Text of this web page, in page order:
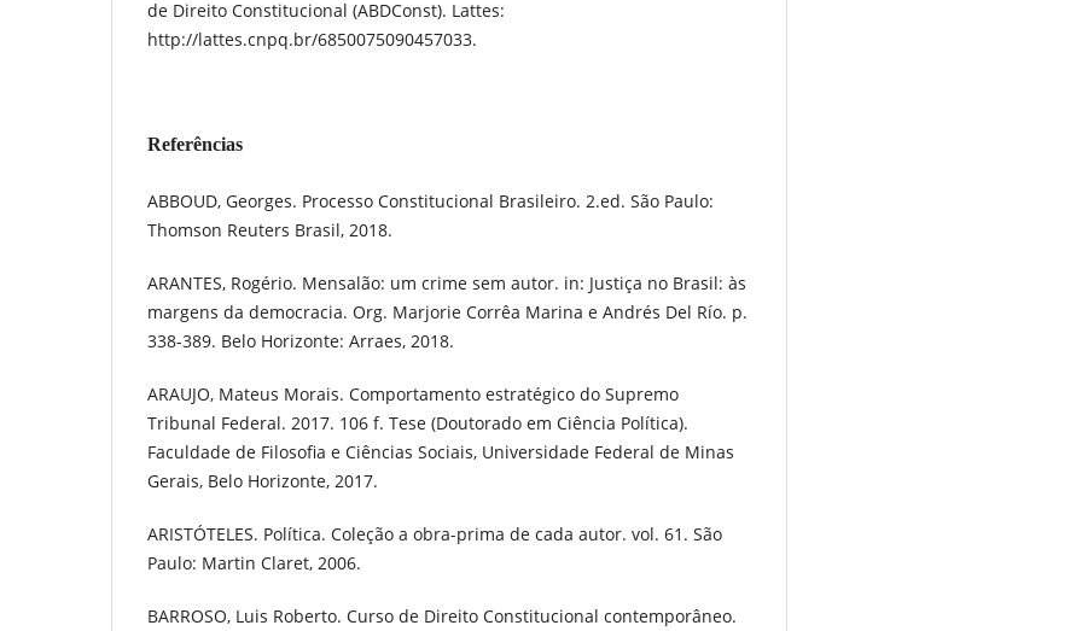
de Direito Constitucional (ABDConst). Lattes:
http://lattes.cnpq.br/6850075090457033.
Referências
ABBOUD, Georges. Processo Constitucional Brasileiro. 2.ed. São Paulo:
Thomson Reuters Brasil, 2018.
ARANTES, Rogério. Mensalão: um crime sem autor. in: Justiça no Brasil: às
margens da democracia. Org. Marjorie Corrêa Marina e Andrés Del Río. p.
338-389. Belo Horizonte: Arraes, 2018.
ARAUJO, Mateus Morais. Comportamento estratégico do Supremo
Tribunal Federal. 2017. 106 f. Tese (Doutorado em Ciência Política).
Faculdade de Filosofia e Ciências Sociais, Universidade Federal de Minas
Gerais, Belo Horizonte, 2017.
ARISTÓTELES. Política. Coleção a obra-prima de cada autor. vol. 61. São
Paulo: Martin Claret, 2006.
BARROSO, Luis Roberto. Curso de Direito Constitucional contemporâneo.